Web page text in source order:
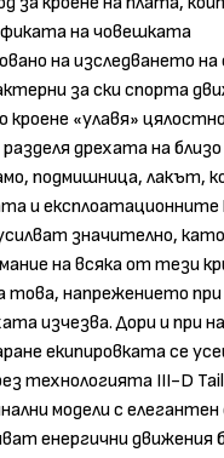
на човешката
на изследването
за ски спорта
«улавя»
дрехата на
подмишница, лакът,
и експлоатационните
значително,
на всяка от тези
напрежението при
изчезва. Дори и при
екипировката се
технологията III-D
модели с
енергични движения